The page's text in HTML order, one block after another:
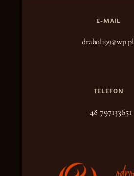
E-MAIL
drabol199@wp.pl
TELEFON
+48 797133651